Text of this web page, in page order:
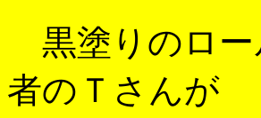
黒塗りのロー
者のＴさんが